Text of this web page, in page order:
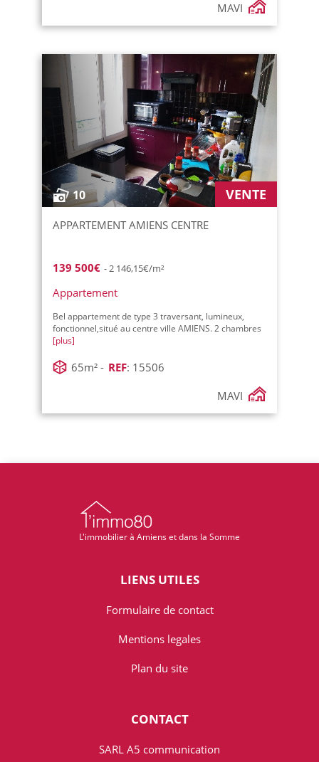
MAVI
10 VENTE
APPARTEMENT AMIENS CENTRE
139 500€ - 2 146,15€/m²
Appartement
Bel appartement de type 3 traversant, lumineux,
fonctionnel,situé au centre ville AMIENS. 2 chambres
[plus]
65m² - REF: 15506
MAVI
L'immobilier à Amiens et dans la Somme
LIENS UTILES
Formulaire de contact
Mentions legales
Plan du site
CONTACT
SARL A5 communication